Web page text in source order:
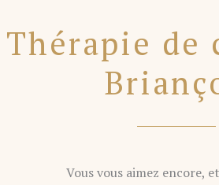
Thérapie de
Vous vous aimez encore,